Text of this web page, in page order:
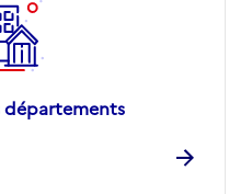
départements